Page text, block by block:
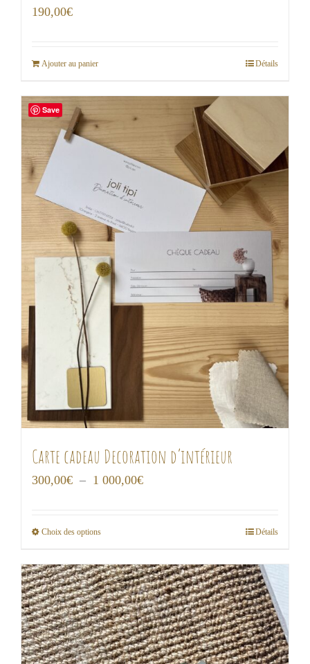
190,00€
Ajouter au panier Détails
Carte cadeau Decoration d’intérieur
300,00€ – 1 000,00€Plage
1
000,00€
Choix des optionsCe
a
plusieurs
variations.
Les
options
Détails
Save